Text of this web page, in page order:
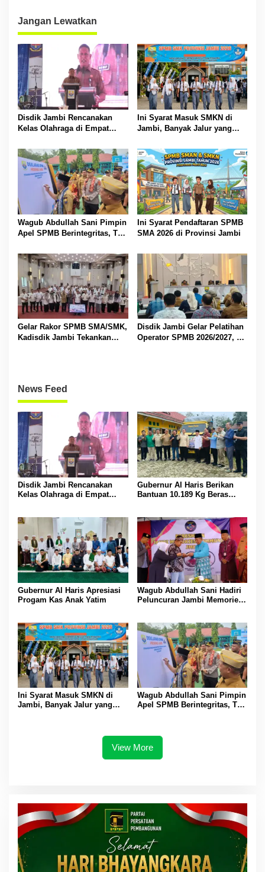
Jangan Lewatkan
Disdik Jambi Rencanakan
Kelas Olahraga di Empat
Ini Syarat Masuk SMKN di
Jambi, Banyak Jalur yang
Wagub Abdullah Sani Pimpin
Apel SPMB Berintegritas, Tak
Ini Syarat Pendaftaran SPMB
SMA 2026 di Provinsi Jambi
Gelar Rakor SPMB SMA/SMK,
Kadisdik Jambi Tekankan
Disdik Jambi Gelar Pelatihan
Operator SPMB 2026/2027, M
News Feed
Disdik Jambi Rencanakan
Kelas Olahraga di Empat
Gubernur Al Haris Berikan
Bantuan 10.189 Kg Beras
Gubernur Al Haris Apresiasi
Progam Kas Anak Yatim
Wagub Abdullah Sani Hadiri
Peluncuran Jambi Memories
Ini Syarat Masuk SMKN di
Jambi, Banyak Jalur yang
Wagub Abdullah Sani Pimpin
Apel SPMB Berintegritas, Tak
View More